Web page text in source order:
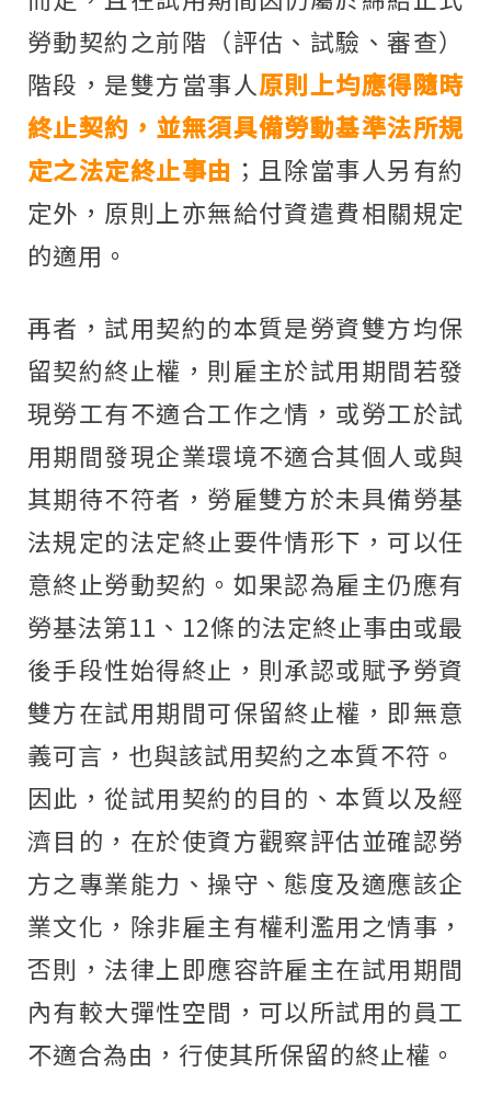
勞動契約之前階（評估、試驗、審查）
階段，是雙方當事人原則上均應得隨時
終止契約，並無須具備勞動基準法所規
定之法定終止事由 ；且除當事人另有約
定外，原則上亦無給付資遣費相關規定
的適用。
再者，試用契約的本質是勞資雙方均保
留契約終止權，則雇主於試用期間若發
現勞工有不適合工作之情，或勞工於試
用期間發現企業環境不適合其個人或與
其期待不符者，勞雇雙方於未具備勞基
法規定的法定終止要件情形下，可以任
意終止勞動契約。如果認為雇主仍應有
勞基法第11、12條的法定終止事由或最
後手段性始得終止，則承認或賦予勞資
雙方在試用期間可保留終止權，即無意
義可言，也與該試用契約之本質不符。
因此，從試用契約的目的、本質以及經
濟目的，在於使資方觀察評估並確認勞
方之專業能力、操守、態度及適應該企
業文化，除非雇主有權利濫用之情事，
否則，法律上即應容許雇主在試用期間
內有較大彈性空間，可以所試用的員工
不適合為由，行使其所保留的終止權。